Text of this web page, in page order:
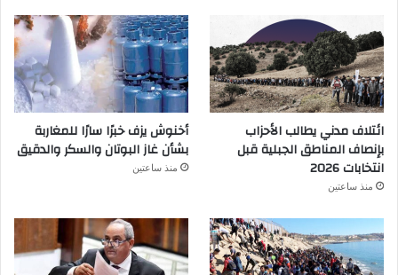
ائتلاف مدني يطالب الأحزاب
بإنصاف المناطق الجبلية قبل
انتخابات 2026
منذ ساعتين
أخنوش يزف خبرًا سارًا للمغاربة
بشأن غاز البوتان والسكر والدقيق
منذ ساعتين